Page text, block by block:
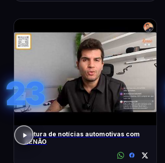
23
Leitura de notícias automotivas com
XENÃO